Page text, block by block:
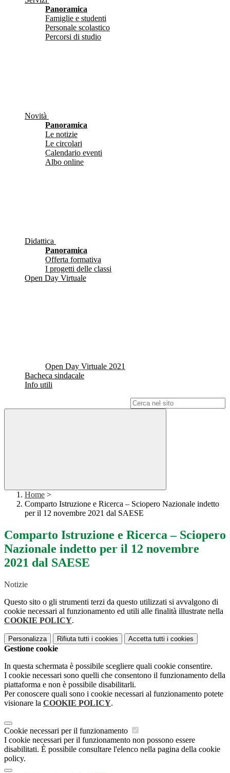
Panoramica
Famiglie e studenti
Personale scolastico
Percorsi di studio
Novità
Panoramica
Le notizie
Le circolari
Calendario eventi
Albo online
Didattica
Panoramica
Offerta formativa
I progetti delle classi
Open Day Virtuale
Open Day Virtuale 2021
Bacheca sindacale
Info utili
Home >
Comparto Istruzione e Ricerca – Sciopero Nazionale indetto
per il 12 novembre 2021 dal SAESE
Comparto Istruzione e Ricerca – Sciopero
Nazionale indetto per il 12 novembre
2021 dal SAESE
Notizie
Questo sito o gli strumenti terzi da questo utilizzati si avvalgono di
cookie necessari al funzionamento ed utili alle finalità illustrate nella
COOKIE POLICY.
Personalizza Rifiuta tutti i cookies Accetta tutti i cookies
Gestione cookie
In questa schermata è possibile scegliere quali cookie consentire.
I cookie necessari sono quelli che consentono il funzionamento della
piattaforma e non è possibile disabilitarli.
Per conoscere quali sono i cookie necessari al funzionamento potete
visionare la COOKIE POLICY.
Cookie necessari per il funzionamento
I cookie necessari per il funzionamento non possono essere
disabilitati. È possibile consultare l'elenco nella pagina della cookie
policy.